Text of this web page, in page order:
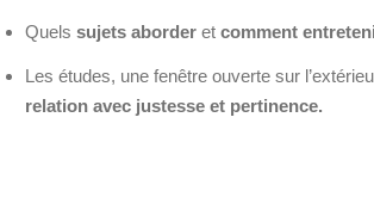
Quelssujets aborder etcomment
Les études, une fenêtre ouverte sur
relation avec justesse et pertinence.